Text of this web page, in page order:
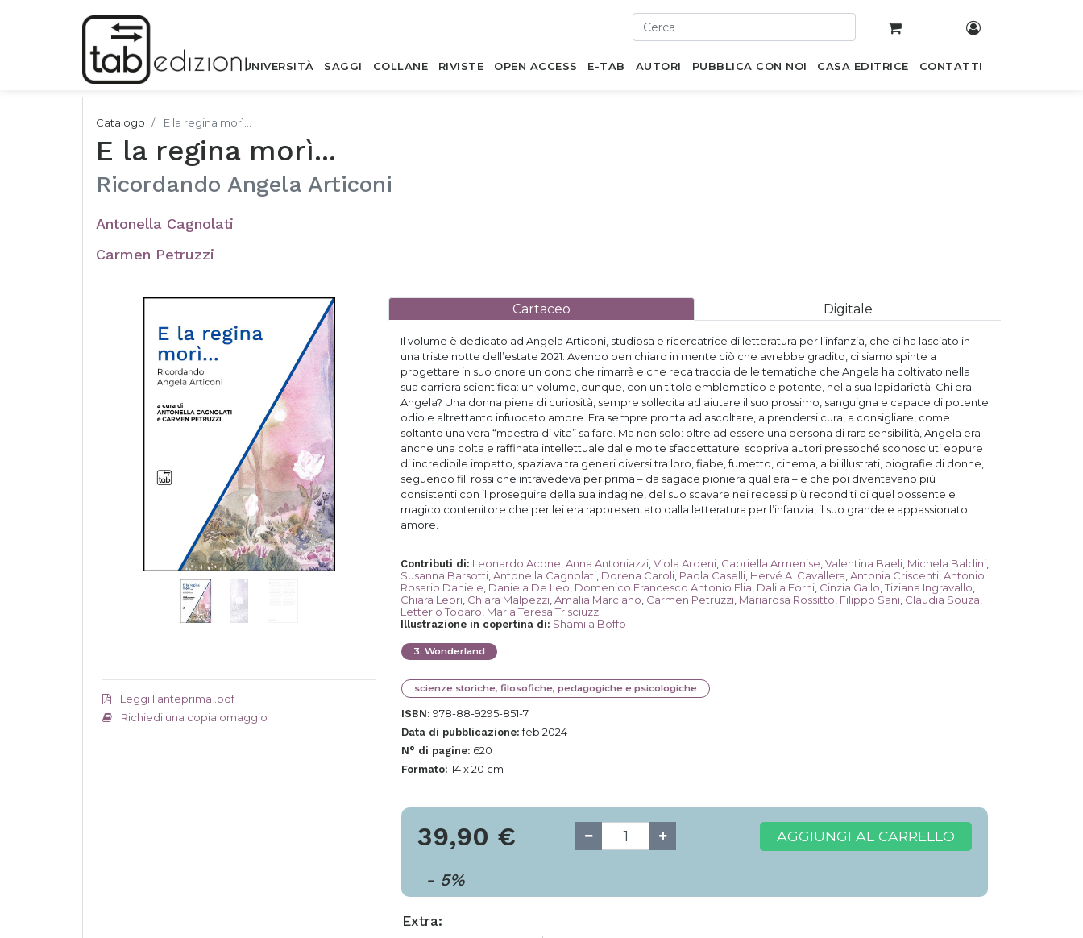
UNIVERSITÀ SAGGI COLLANE RIVISTE OPEN ACCESS E-TAB AUTORI PUBBLICA CON NOI CASA EDITRICE CONTATTI
Catalogo E la regina morì...
E la regina morì...
Ricordando Angela Articoni
Antonella Cagnolati
Carmen Petruzzi
Leggi l'anteprima .pdf
Richiedi una copia omaggio
Cartaceo Digitale
Il volume è dedicato ad Angela Articoni, studiosa e ricercatrice di letteratura per l’infanzia, che ci ha lasciato in
una triste notte dell’estate 2021. Avendo ben chiaro in mente ciò che avrebbe gradito, ci siamo spinte a
progettare in suo onore un dono che rimarrà e che reca traccia delle tematiche che Angela ha coltivato nella
sua carriera scientifica: un volume, dunque, con un titolo emblematico e potente, nella sua lapidarietà. Chi era
Angela? Una donna piena di curiosità, sempre sollecita ad aiutare il suo prossimo, sanguigna e capace di potente
odio e altrettanto infuocato amore. Era sempre pronta ad ascoltare, a prendersi cura, a consigliare, come
soltanto una vera “maestra di vita” sa fare. Ma non solo: oltre ad essere una persona di rara sensibilità, Angela era
anche una colta e raffinata intellettuale dalle molte sfaccettature: scopriva autori pressoché sconosciuti eppure
di incredibile impatto, spaziava tra generi diversi tra loro, fiabe, fumetto, cinema, albi illustrati, biografie di donne,
seguendo fili rossi che intravedeva per prima – da sagace pioniera qual era – e che poi diventavano più
consistenti con il proseguire della sua indagine, del suo scavare nei recessi più reconditi di quel possente e
magico contenitore che per lei era rappresentato dalla letteratura per l’infanzia, il suo grande e appassionato
amore.
Contributi di: Leonardo Acone Anna Antoniazzi Viola Ardeni Gabriella Armenise Valentina Baeli Michela Baldini
Susanna Barsotti Antonella Cagnolati Dorena Caroli Paola Caselli Hervé A. Cavallera Antonia Criscenti Antonio
Rosario Daniele Daniela De Leo Domenico Francesco Antonio Elia Dalila Forni Cinzia Gallo Tiziana Ingravallo
Chiara Lepri Chiara Malpezzi Amalia Marciano Carmen Petruzzi Mariarosa Rossitto Filippo Sani Claudia Souza
Letterio Todaro Maria Teresa Trisciuzzi
Illustrazione in copertina di: Shamila Boffo
3. Wonderland
scienze storiche, filosofiche, pedagogiche e psicologiche
ISBN: 978-88-9295-851-7
Data di pubblicazione: feb 2024
N° di pagine: 620
Formato: 14 x 20 cm
39,90 €
- 5%
AGGIUNGI AL CARRELLO
Extra: